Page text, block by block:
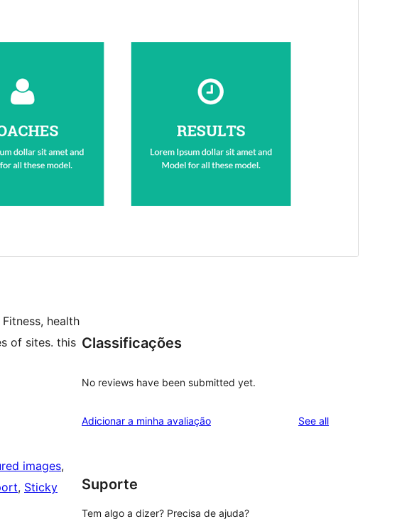
health
of sites. this
images
, Sticky
Classificações
No reviews have been submitted yet.
Adicionar a minha avaliação See allreviews
Suporte
Tem algo a dizer? Precisa de ajuda?